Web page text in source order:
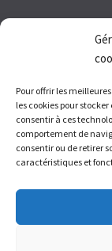
Pour offrir les
les cookies pour
consentir à ces
comportement de
consentir ou de retirer
caractéristiques et
1 Bd des Frères
Du Lundi au
à 11H